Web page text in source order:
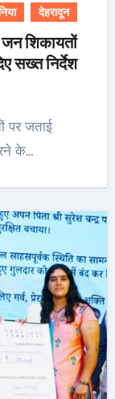
देहरादून
शिकायतों
सख्त निर्देश
के…